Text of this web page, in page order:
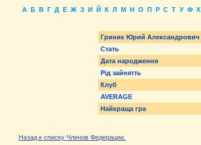
А Б В Г Д Е Ж З И Й К Л М Н О П Р С Т У Ф Х
Гриник Юрий Александрович
Стать
Дата народження
Рід зайнятть
Клуб
AVERAGE
Найкраща гра
Назад к списку Членов Федерации.